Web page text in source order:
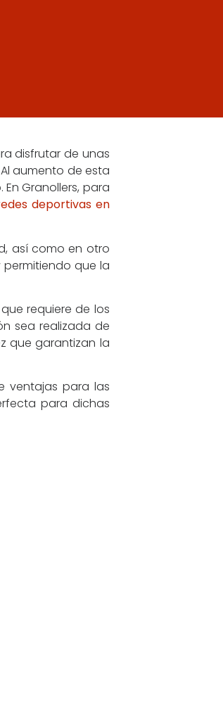
disfrutar de unas
aumento de esta
Granollers, para
deportivas en
así como en otro
que la
requiere de los
sea realizada de
que garantizan la
ventajas para las
para dichas